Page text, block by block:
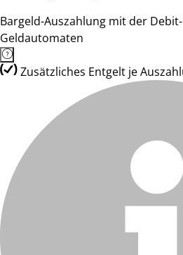
Bargeld-Auszahlung mit der
Geldautomaten
Zusätzliches Entgelt je